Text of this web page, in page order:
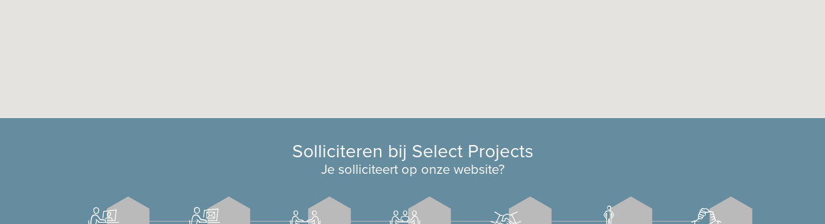
Solliciteren bij Select Projects
Je solliciteert op onze website?